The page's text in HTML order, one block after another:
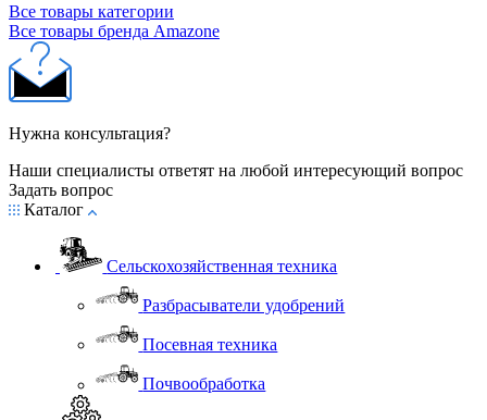
Все товары категории
Все товары бренда Amazone
Нужна консультация?
Наши специалисты ответят на любой интересующий вопрос
Задать вопрос
Каталог
Сельскохозяйственная техника
Разбрасыватели удобрений
Посевная техника
Почвообработка